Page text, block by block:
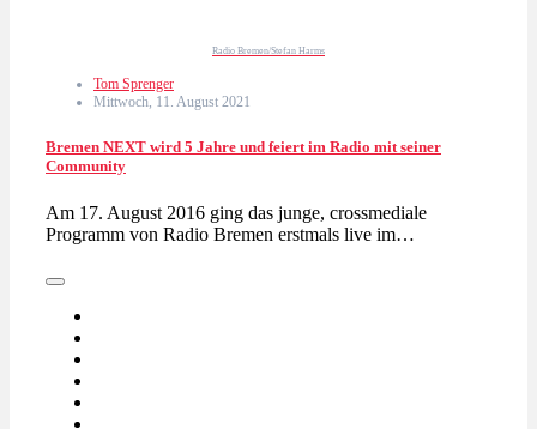
Radio Bremen/Stefan Harms
Tom Sprenger
Mittwoch, 11. August 2021
Bremen NEXT wird 5 Jahre und feiert im Radio mit seiner
Community
Am 17. August 2016 ging das junge, crossmediale
Programm von Radio Bremen erstmals live im…